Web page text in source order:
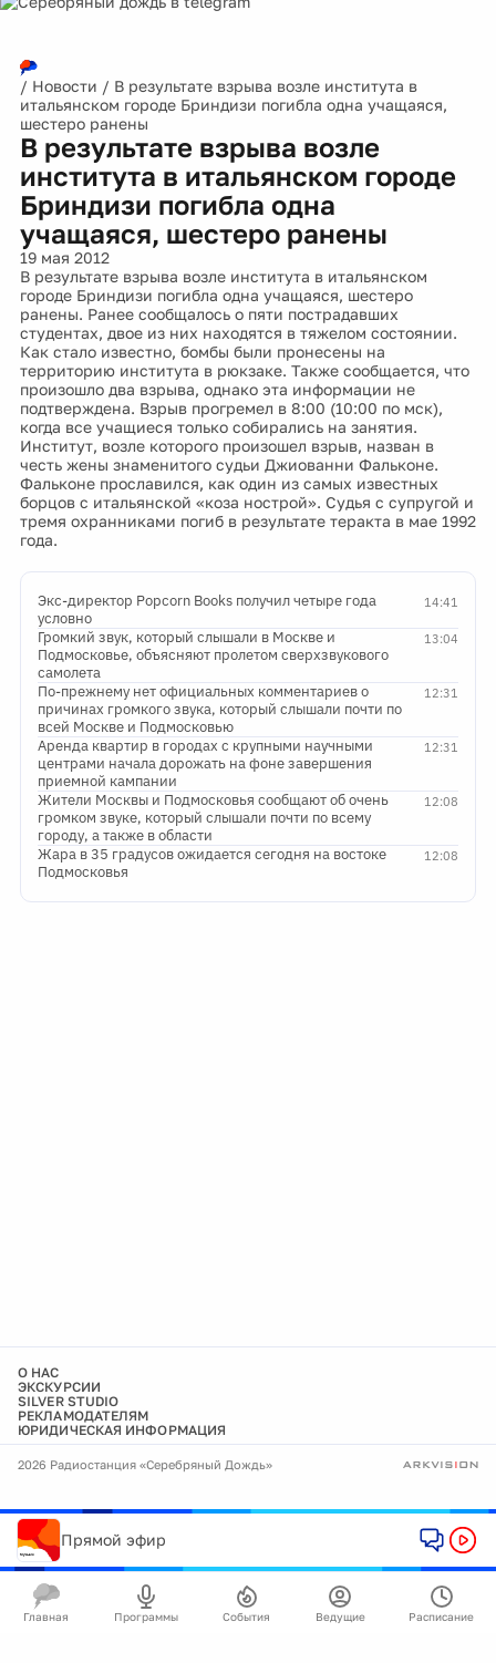
/ Новости / В результате взрыва возле института в
итальянском городе Бриндизи погибла одна учащаяся,
шестеро ранены
В результате взрыва возле
института в итальянском городе
Бриндизи погибла одна
учащаяся, шестеро ранены
19 мая 2012
В результате взрыва возле института в итальянском
городе Бриндизи погибла одна учащаяся, шестеро
ранены. Ранее сообщалось о пяти пострадавших
студентах, двое из них находятся в тяжелом состоянии.
Как стало известно, бомбы были пронесены на
территорию института в рюкзаке. Также сообщается, что
произошло два взрыва, однако эта информации не
подтверждена. Взрыв прогремел в 8:00 (10:00 по мск),
когда все учащиеся только собирались на занятия.
Институт, возле которого произошел взрыв, назван в
честь жены знаменитого судьи Джиованни Фальконе.
Фальконе прославился, как один из самых известных
борцов с итальянской «коза нострой». Судья с супругой и
тремя охранниками погиб в результате теракта в мае 1992
года.
14:41
Экс-директор Popcorn Books получил четыре года
условно
13:04
Громкий звук, который слышали в Москве и
Подмосковье, объясняют пролетом сверхзвукового
самолета
12:31
По-прежнему нет официальных комментариев о
причинах громкого звука, который слышали почти по
всей Москве и Подмосковью
12:31
Аренда квартир в городах с крупными научными
центрами начала дорожать на фоне завершения
приемной кампании
12:08
Жители Москвы и Подмосковья сообщают об очень
громком звуке, который слышали почти по всему
городу, а также в области
12:08
Жара в 35 градусов ожидается сегодня на востоке
Подмосковья
О НАС
ЭКСКУРСИИ
SILVER STUDIO
РЕКЛАМОДАТЕЛЯМ
ЮРИДИЧЕСКАЯ ИНФОРМАЦИЯ
2026 Радиостанция «Серебряный Дождь»
Прямой эфир
Главная Программы События Ведущие Расписание